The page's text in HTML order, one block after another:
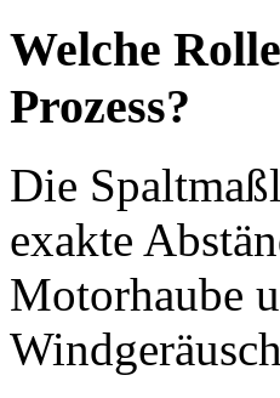
Welche
Prozess?
Die
exakte
Motorhaube